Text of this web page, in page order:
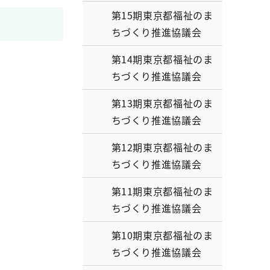
第15期東京都福祉のま
ちづくり推進協議会
第14期東京都福祉のま
ちづくり推進協議会
第13期東京都福祉のま
ちづくり推進協議会
第12期東京都福祉のま
ちづくり推進協議会
第11期東京都福祉のま
ちづくり推進協議会
第10期東京都福祉のま
ちづくり推進協議会